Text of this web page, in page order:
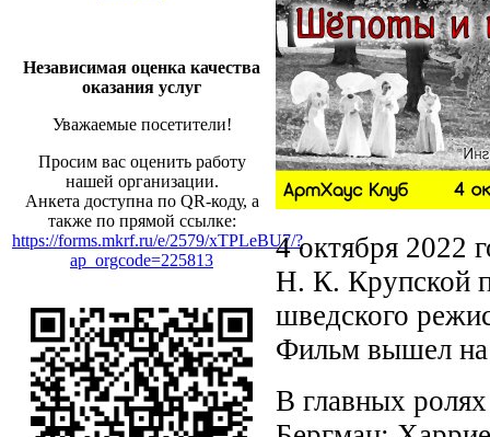
Независимая оценка качества
оказания услуг
Уважаемые посетители!
Просим вас оценить работу
нашей организации.
Анкета доступна по QR-коду, а
также по прямой ссылке:
https://forms.mkrf.ru/e/2579/xTPLeBU7/?
ap_orgcode=225813
4 октября 2022
Н. К. Крупской
шведского
Фильм вышел на
В главных